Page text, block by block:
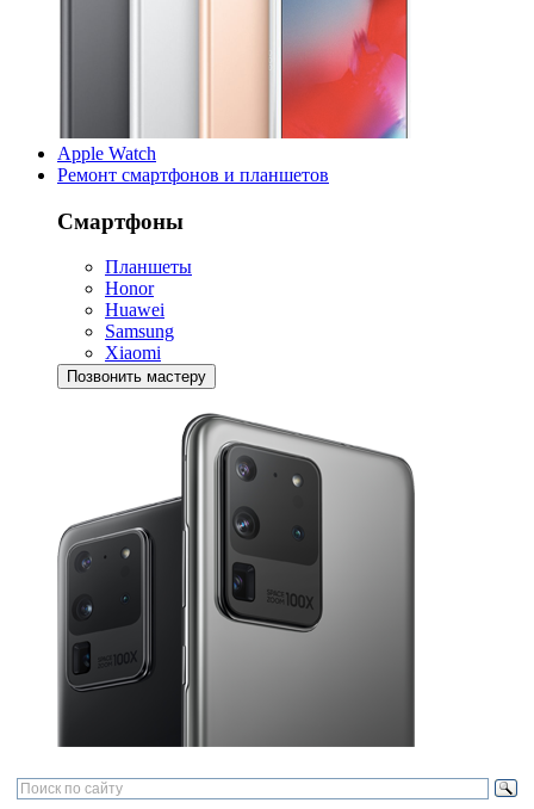
Apple Watch
Ремонт смартфонов и планшетов
Смартфоны
Планшеты
Honor
Huawei
Samsung
Xiaomi
Позвонить мастеру